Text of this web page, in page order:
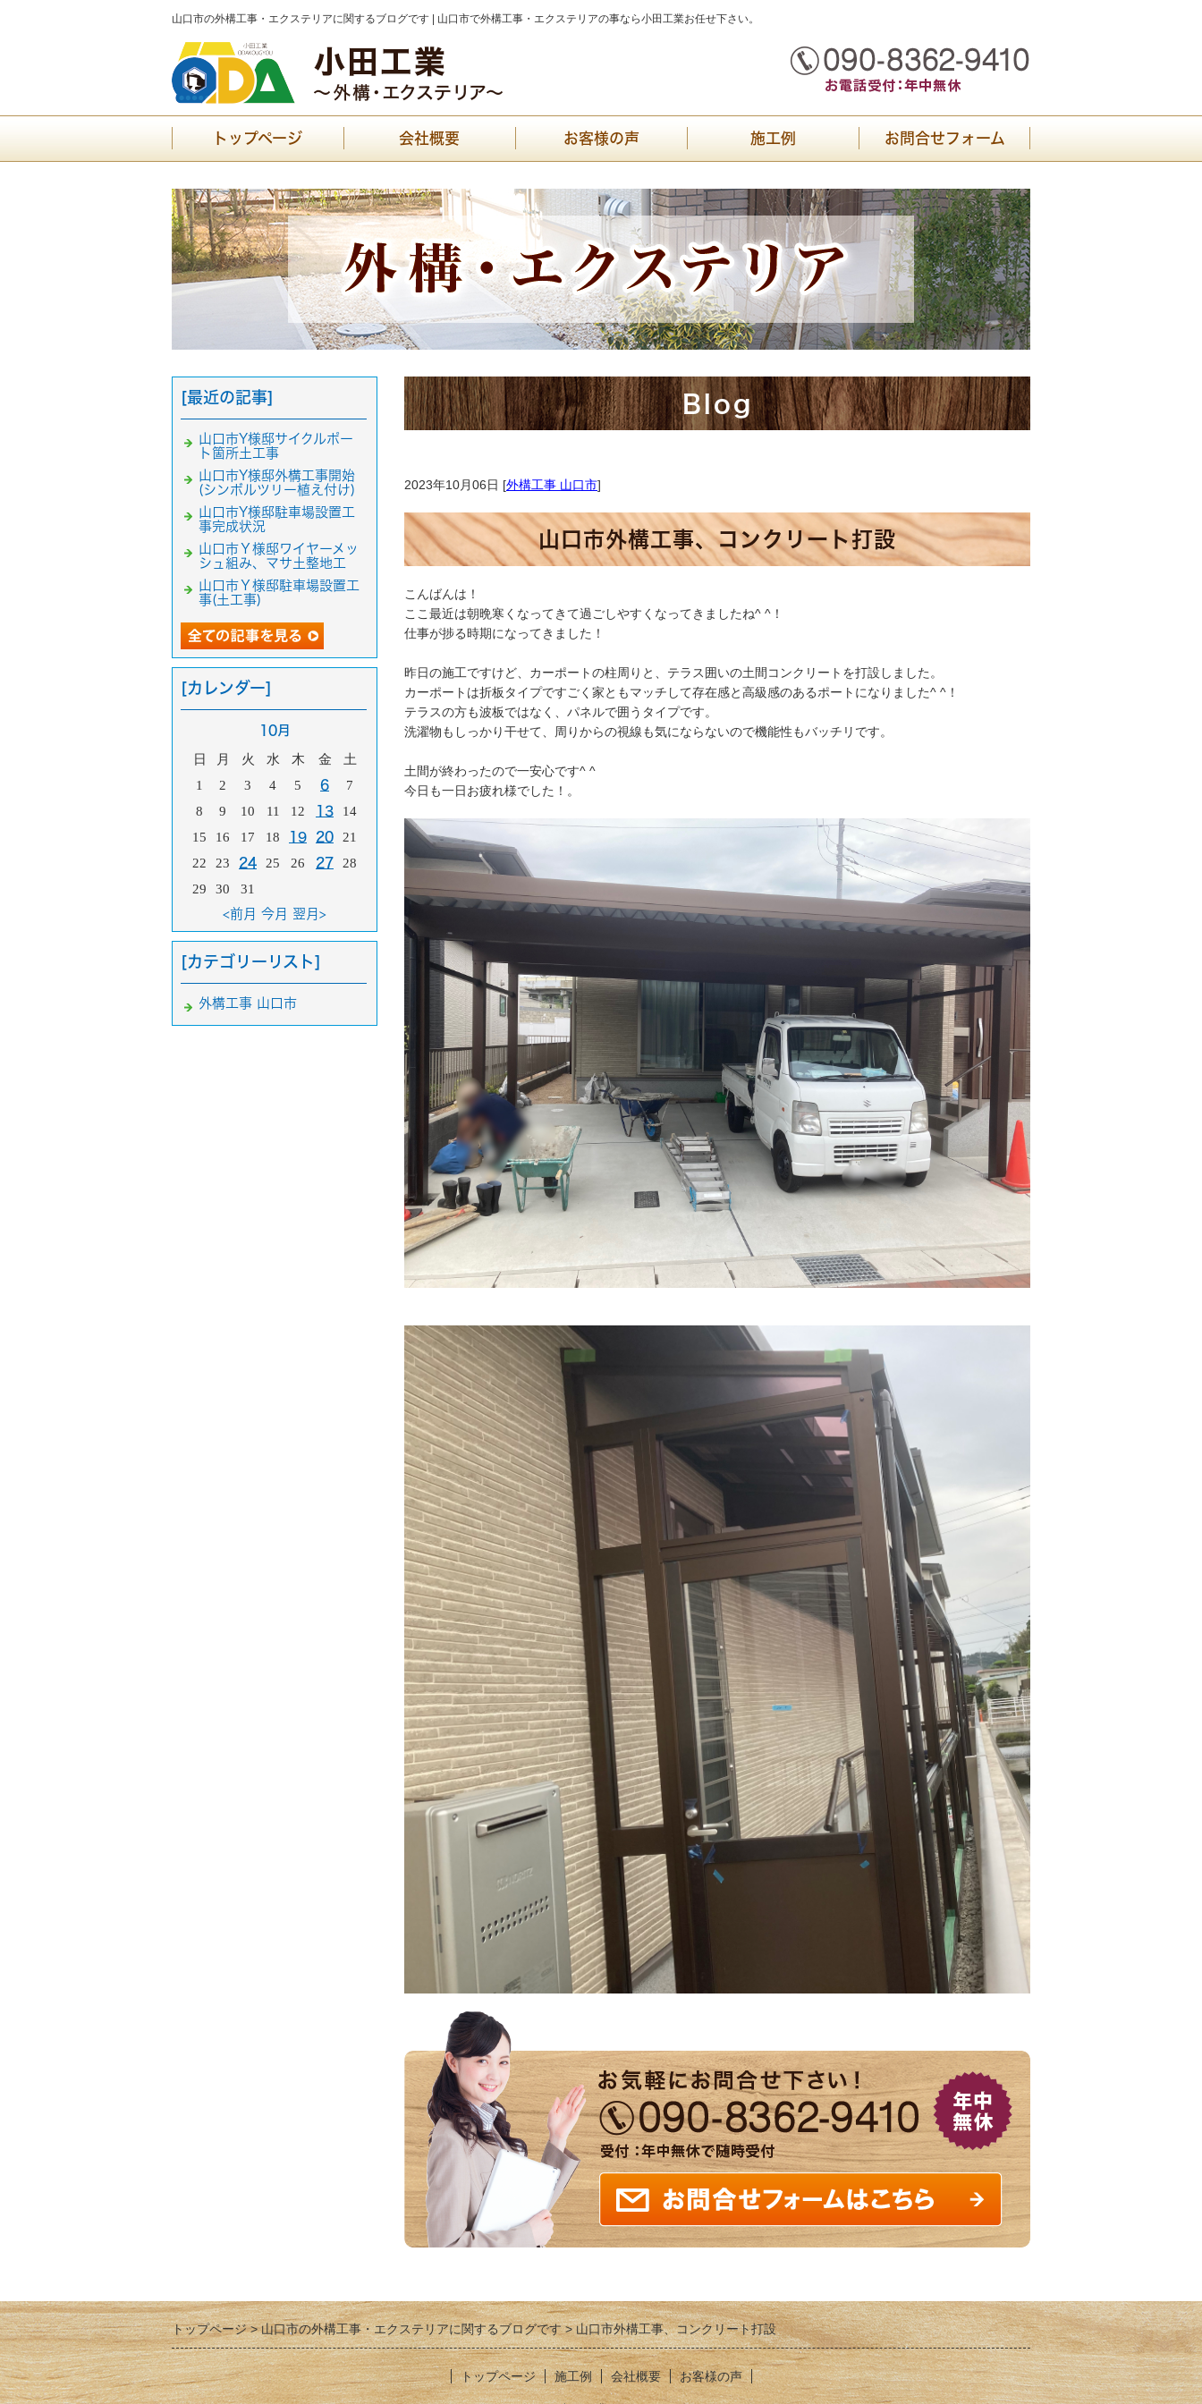
山口市の外構工事・エクステリアに関するブログです | 山口市で外構工事・エクステリアの事なら小田工業お任せ下さい。
トップページ 会社概要 お客様の声 施工例 お問合せフォーム
Blog
2023年10月06日 [外構工事 山口市]
山口市外構工事、コンクリート打設
こんばんは！
ここ最近は朝晩寒くなってきて過ごしやすくなってきましたね^ ^！
仕事が捗る時期になってきました！
昨日の施工ですけど、カーポートの柱周りと、テラス囲いの土間コンクリートを打設しました。
カーポートは折板タイプですごく家ともマッチして存在感と高級感のあるポートになりました^ ^！
テラスの方も波板ではなく、パネルで囲うタイプです。
洗濯物もしっかり干せて、周りからの視線も気にならないので機能性もバッチリです。
土間が終わったので一安心です^ ^
今日も一日お疲れ様でした！。
[最近の記事]
山口市Y様邸サイクルポー
ト箇所土工事
山口市Y様邸外構工事開始
(シンボルツリー植え付け)
山口市Y様邸駐車場設置工
事完成状況
山口市Ｙ様邸ワイヤーメッ
シュ組み、マサ土整地工
山口市Ｙ様邸駐車場設置工
事(土工事)
[カレンダー]
10月
日 月 火 水 木 金
土
1
2 3 4 5 6
7
8
9 10 11 12 13
14
15
16 17 18 19 20
21
22
23 24 25 26 27
28
29
30 31
<前月 今月 翌月>
[カテゴリーリスト]
外構工事 山口市
トップページ 山口市の外構工事・エクステリアに関するブログです 山口市外構工事、コンクリート打設
トップページ 施工例 会社概要 お客様の声